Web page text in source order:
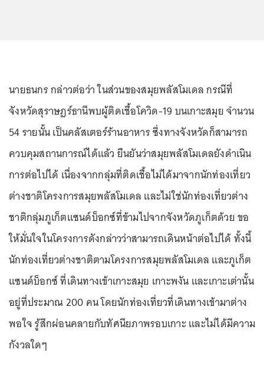
นายธนกร กล่าวต่อว่า ในส่วนของสมุยพลัสโมเดล กรณีที่
จังหวัดสุราษฎร์ธานีพบผู้ติดเชื้อโควิด-19 บนเกาะสมุย จำนวน
54 รายนั้น เป็นคลัสเตอร์ร้านอาหาร ซึ่งทางจังหวัดก็สามารถ
ควบคุมสถานการณ์ได้แล้ว ยืนยันว่าสมุยพลัสโมเดลยังดำเนิน
การต่อไปได้ เนื่องจากกลุ่มที่ติดเชื้อไม่ได้มาจากนักท่องเที่ยว
ต่างชาติโครงการสมุยพลัสโมเดล และไม่ใช่นักท่องเที่ยวต่าง
ชาติกลุ่มภูเก็ตแซนด์บ็อกซ์ที่ข้ามไปจากจังหวัดภูเก็ตด้วย ขอ
ให้มั่นใจในโครงการดังกล่าวว่าสามารถเดินหน้าต่อไปได้ ทั้งนี้
นักท่องเที่ยวต่างชาติตามโครงการสมุยพลัสโมเดล และภูเก็ต
แซนด์บ็อกซ์ ที่เดินทางเข้าเกาะสมุย เกาะพงัน และเกาะเต่านั้น
อยู่ที่ประมาณ 200 คน โดยนักท่องเที่ยวที่เดินทางเข้ามาต่าง
พอใจ รู้สึกผ่อนคลายกับทัศนียภาพรอบเกาะ และไม่ได้มีความ
กังวลใดๆ